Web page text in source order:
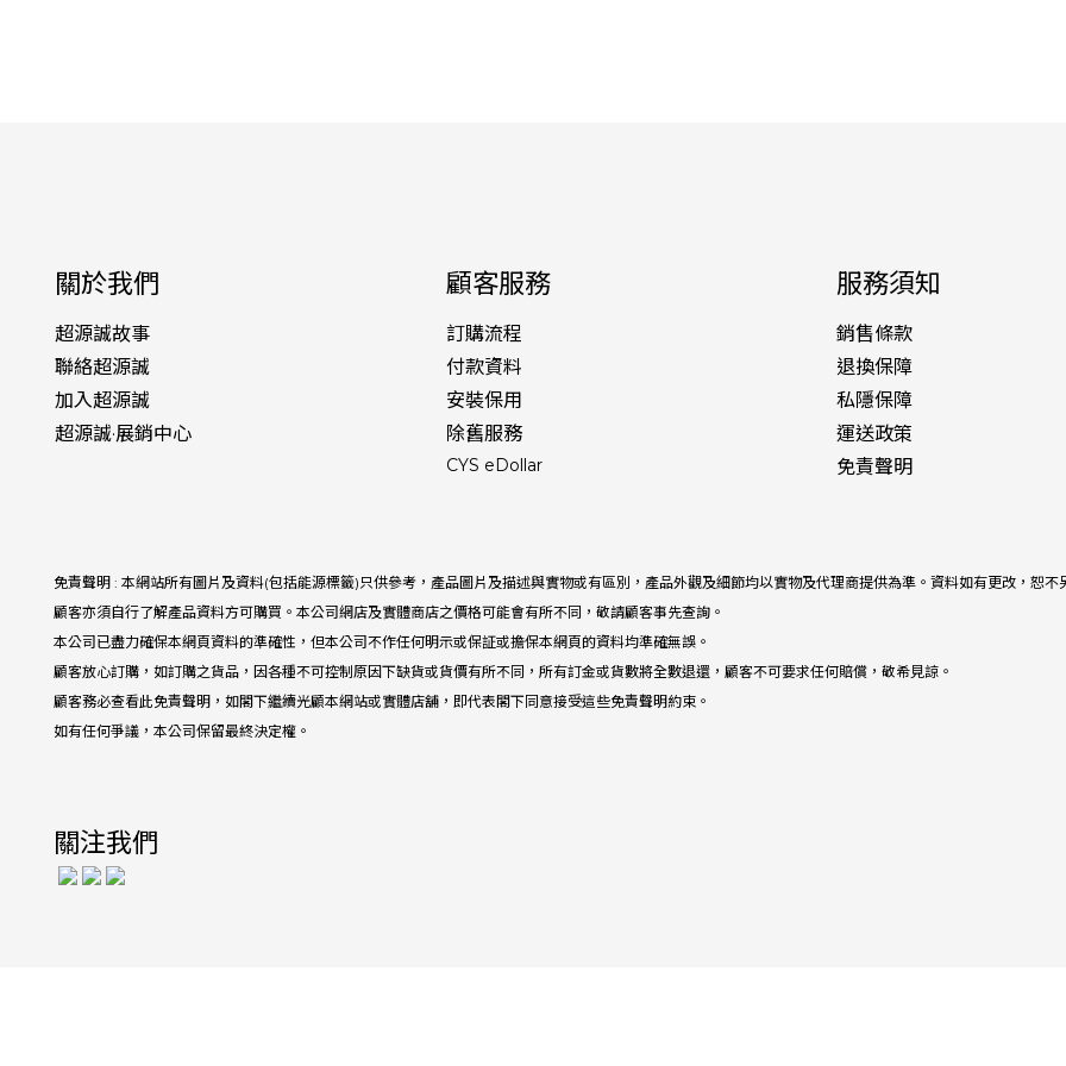
關於我們
超源誠故事
聯絡超源誠
加入超源誠
超源誠·展銷中心
顧客服務
訂購流程
付款資料
安裝保用
除舊服務
CYS eDollar
服務須知
銷售條款
退換保障
私隱保障
運送政策
免責聲明
免責聲明 : 本網站所有圖片及資料(包括能源標籤)只供參考，產品圖片及描述與實物或有區別，產品外觀及細節均以實物及代理商提供為準。資料如有更改，恕不
顧客亦須自行了解產品資料方可購買。本公司網店及實體商店之價格可能會有所不同，敬請顧客事先查詢。
本公司已盡力確保本網頁資料的準確性，但本公司不作任何明示或保証或擔保本網頁的資料均準確無誤。
顧客放心訂購，如訂購之貨品，因各種不可控制原因下缺貨或貨價有所不同，所有訂金或貨數將全數退還，顧客不可要求任何賠償，敬希見諒。
顧客務必查看此免責聲明，如閣下繼續光顧本網站或實體店舖，即代表閣下同意接受這些免責聲明約束。
如有任何爭議，本公司保留最終決定權。
關注我們